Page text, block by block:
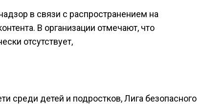
в связи с распространением на
В организации отмечают, что
отсутствует,
среди детей и подростков, Лига безопасного